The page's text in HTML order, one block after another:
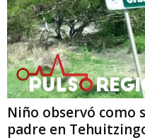
Niño observó como
padre en